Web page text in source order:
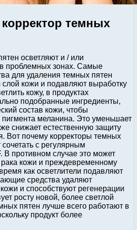
корректор темных
осветляют и / или
проблемных зонах. Самые
для удаления темных пятен
кожи и подавляют выработку
кожу, в продуктах
подобранные ингредиенты,
состав кожи, чтобы
меланина. Это уменьшает
снижает естественную защиту
Вот почему корректоры темных
сочетать с регулярным
В противном случае это может
рака кожи и преждевременному
как осветлители подавляют
средства удаляют
и способствуют регенерации
росту новой, более светлой
пятен лучше всего работают в
продукт более